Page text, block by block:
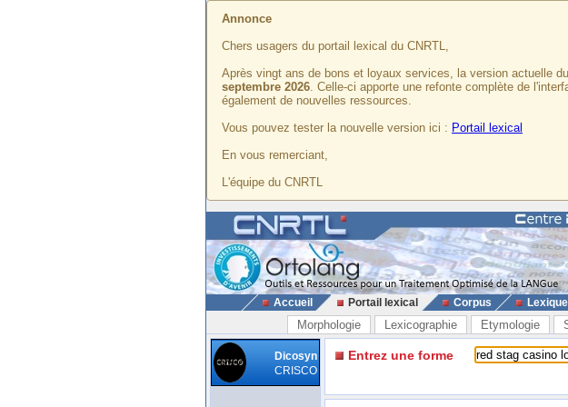
Annonce
Chers usagers du portail lexical du CNRTL,
Après vingt ans de bons et loyaux services, la version actuelle
septembre 2026. Celle-ci apporte une refonte complète de
également de nouvelles ressources.
Vous pouvez tester la nouvelle version ici : Portail lexical
En vous remerciant,
L'équipe du CNRTL
Accueil Portail lexical Corpus
Morphologie Lexicographie Etymologie
Dicosyn
CRISCO
Entrez une forme